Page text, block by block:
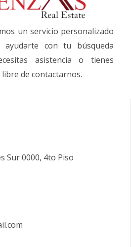
un servicio personalizado
con tu búsqueda
asistencia o tienes
de contactarnos.
Sur 0000, 4to Piso